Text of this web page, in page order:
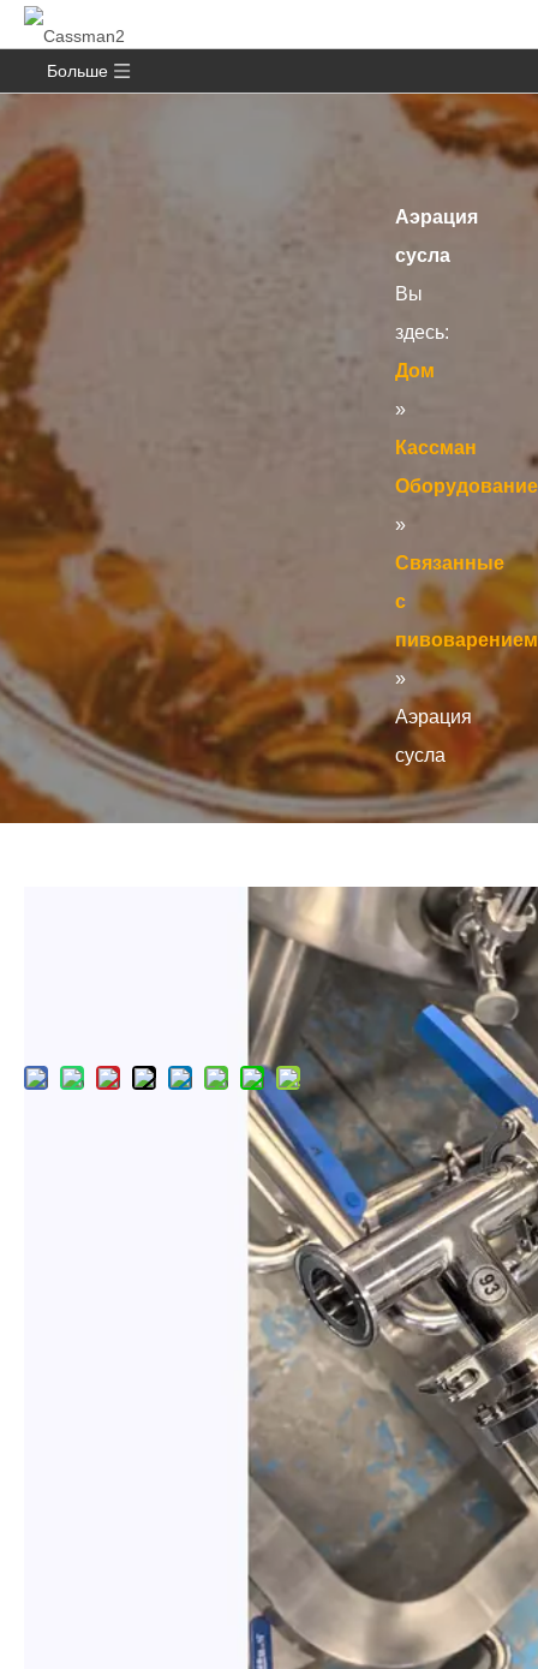
Больше
Аэрация
сусла
Вы
здесь:
Дом
»
Кассман
Оборудование
»
Связанные
с
пивоварением
»
Аэрация
сусла
Добавить в корзину
следующий:
Для получения профессионального решения
для пивоварни и точного предложения,
пожалуйста, отправьте запрос ниже.